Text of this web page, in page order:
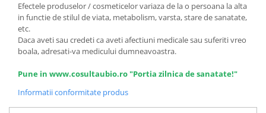
Efectele produselor / cosmeticelor variaza de la o persoana la alta
in functie de stilul de viata, metabolism, varsta, stare de sanatate,
etc.
Daca aveti sau credeti ca aveti afectiuni medicale sau suferiti vreo
boala, adresati-va medicului dumneavoastra.
Pune in www.cosultaubio.ro "Portia zilnica de sanatate!"
Informatii conformitate produs